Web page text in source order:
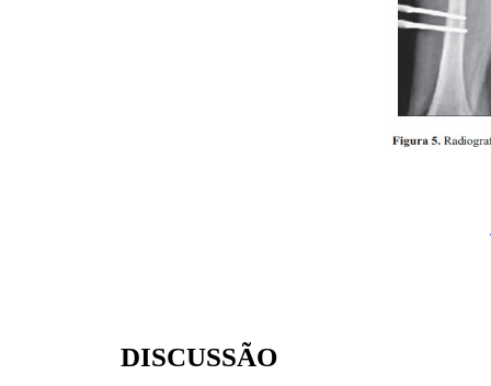
DISCUSSÃO